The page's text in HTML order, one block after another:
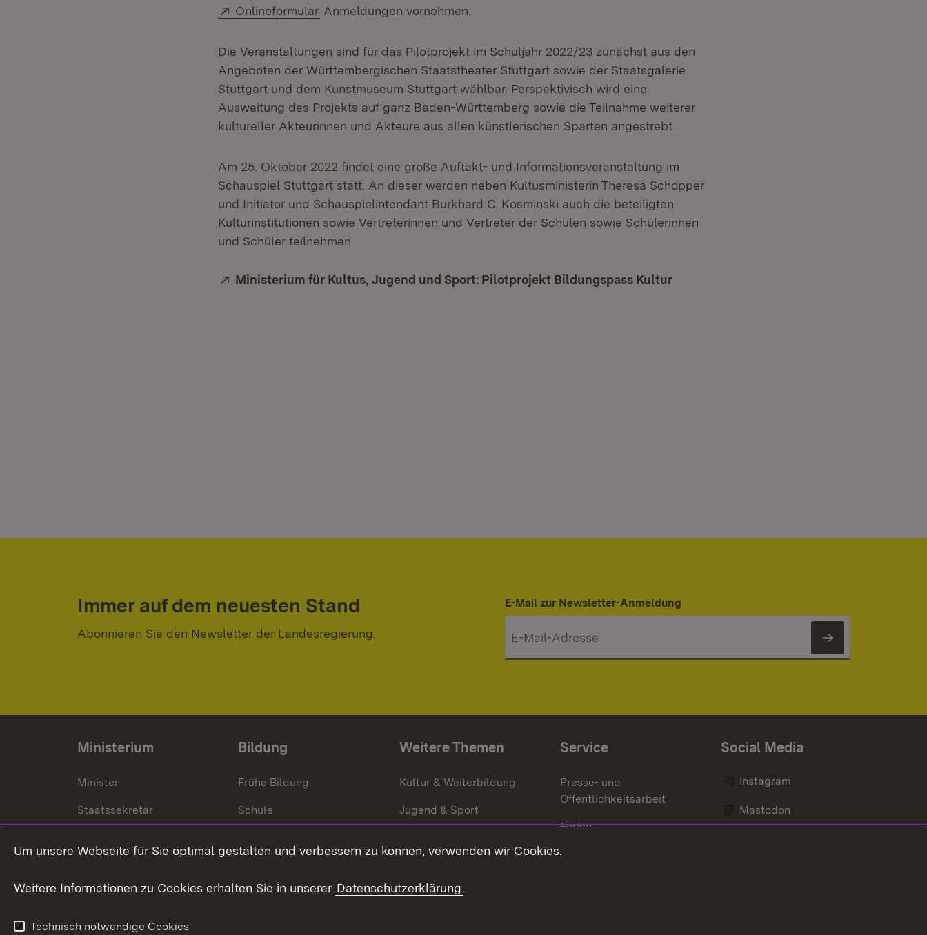
Extern:
Onlineformular (Öffnet in neuem Fenster)
Anmeldungen vornehmen.
Die Veranstaltungen sind für das Pilotprojekt im Schuljahr 2022/23 zunächst aus den
Angeboten der Württembergischen Staatstheater Stuttgart sowie der Staatsgalerie
Stuttgart und dem Kunstmuseum Stuttgart wählbar. Perspektivisch wird eine
Ausweitung des Projekts auf ganz Baden-Württemberg sowie die Teilnahme weiterer
kultureller Akteurinnen und Akteure aus allen künstlerischen Sparten angestrebt.
Am 25. Oktober 2022 findet eine große Auftakt- und Informationsveranstaltung im
Schauspiel Stuttgart statt. An dieser werden neben Kultusministerin Theresa Schopper
und Initiator und Schauspielintendant Burkhard C. Kosminski auch die beteiligten
Kulturinstitutionen sowie Vertreterinnen und Vertreter der Schulen sowie Schülerinnen
und Schüler teilnehmen.
Extern:
Ministerium für Kultus, Jugend und Sport: Pilotprojekt Bildungspass Kultur
Immer auf dem neuesten Stand
Abonnieren Sie den Newsletter der Landesregierung.
E-Mail zur Newsletter-Anmeldung
Newsletter
Ministerium
Minister
Staatssekretär
Anfahrt und Kontakt
Bildung
Frühe Bildung
Schule
Weitere Themen
Kultur & Weiterbildung
Jugend & Sport
Service
Presse- und
Öffentlichkeitsarbeit
Ferien
Stellen
Social Media
Instagram
Mastodon
Um unsere Webseite für Sie optimal gestalten und verbessern zu können, verwenden wir Cookies.
Weitere Informationen zu Cookies erhalten Sie in unserer Datenschutzerklärung.
Technisch notwendige Cookies